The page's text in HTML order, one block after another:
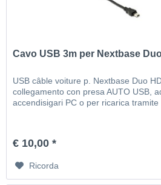
Cavo USB 3m per Nextbase
USB câble voiture p. Nextbase Duo
collegamento con presa AUTO USB,
accendisigari PC o per ricarica
€ 10,00 *
Ricorda